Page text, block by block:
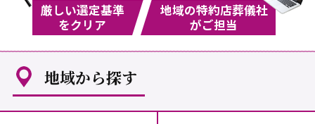
厳しい選定基準
をクリア
地域の特約店葬儀社
がご担当
地域から探す